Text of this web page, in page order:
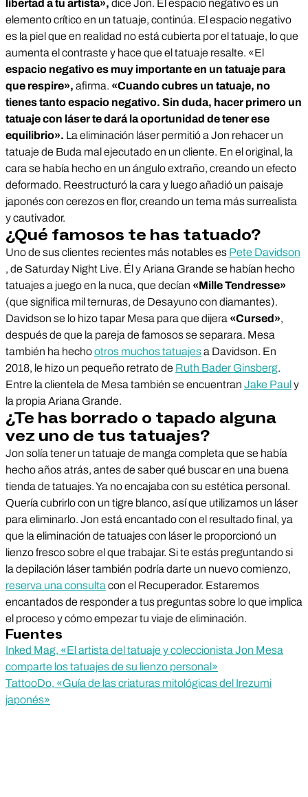
libertad a tu artista», dice Jon. El espacio negativo es un
elemento crítico en un tatuaje, continúa. El espacio negativo
es la piel que en realidad no está cubierta por el tatuaje, lo que
aumenta el contraste y hace que el tatuaje resalte. «El
espacio negativo es muy importante en un tatuaje para
que respire», afirma. «Cuando cubres un tatuaje, no
tienes tanto espacio negativo. Sin duda, hacer primero un
tatuaje con láser te dará la oportunidad de tener ese
equilibrio». La eliminación láser permitió a Jon rehacer un
tatuaje de Buda mal ejecutado en un cliente. En el original, la
cara se había hecho en un ángulo extraño, creando un efecto
deformado. Reestructuró la cara y luego añadió un paisaje
japonés con cerezos en flor, creando un tema más surrealista
y cautivador.
¿Qué famosos te has tatuado?
Uno de sus clientes recientes más notables es Pete Davidson
, de Saturday Night Live. Él y Ariana Grande se habían hecho
tatuajes a juego en la nuca, que decían «Mille Tendresse»
(que significa mil ternuras, de Desayuno con diamantes).
Davidson se lo hizo tapar Mesa para que dijera «Cursed»,
después de que la pareja de famosos se separara. Mesa
también ha hechootros muchos tatuajesa Davidson. En
2018, le hizo un pequeño retrato de Ruth Bader Ginsberg.
Entre la clientela de Mesa también se encuentran Jake Pauly
la propia Ariana Grande.
¿Te has borrado o tapado alguna
vez uno de tus tatuajes?
Jon solía tener un tatuaje de manga completa que se había
hecho años atrás, antes de saber qué buscar en una buena
tienda de tatuajes. Ya no encajaba con su estética personal.
Quería cubrirlo con un tigre blanco, así que utilizamos un láser
para eliminarlo. Jon está encantado con el resultado final, ya
que la eliminación de tatuajes con láser le proporcionó un
lienzo fresco sobre el que trabajar. Si te estás preguntando si
la depilación láser también podría darte un nuevo comienzo,
reserva una consulta con el Recuperador. Estaremos
encantados de responder a tus preguntas sobre lo que implica
el proceso y cómo empezar tu viaje de eliminación.
Fuentes
Inked Mag, «El artista del tatuaje y coleccionista Jon Mesa
comparte los tatuajes de su lienzo personal»
TattooDo, «Guía de las criaturas mitológicas del Irezumi
japonés»